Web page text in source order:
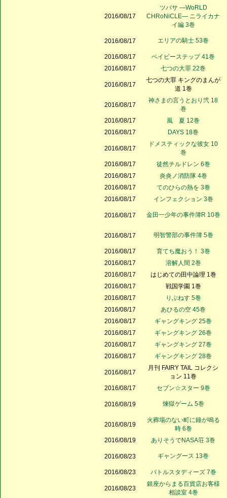
2016/08/17
ツバサ ―WoRLD
CHRoNiCLE― ニライカナ
イ編 3巻
2016/08/17 エリアの騎士 53巻
2016/08/17
ベイビーステップ 41巻
2016/08/17
七つの大罪 22巻
2016/08/17
七つの大罪 キングのまんが
道 1巻
2016/08/17
神さまの言うとおり弐 18
巻
2016/08/17
風 夏 12巻
2016/08/17
DAYS 18巻
2016/08/17
ドメスティックな彼女 10
巻
2016/08/17
徒然チルドレン 6巻
2016/08/17
炎炎ノ消防隊 4巻
2016/08/17
てのひらの熱を 3巻
2016/08/17
インフェクション 3巻
2016/08/17 金田一少年の事件簿R 10巻
2016/08/17 明智警部の事件簿 5巻
2016/08/17
育てち魔おう！ 3巻
2016/08/17
溶解人間 2巻
2016/08/17
はじめての田中論理 1巻
2016/08/17
戦国学園 1巻
2016/08/17
りぶねす 5巻
2016/08/17
あひるの空 45巻
2016/08/17
ギャングキング 25巻
2016/08/17
ギャングキング 26巻
2016/08/17
ギャングキング 27巻
2016/08/17
ギャングキング 28巻
2016/08/17
月刊 FAIRY TAIL コレクシ
ョン 11巻
2016/08/17
セブン☆スター 9巻
2016/08/19 煉獄ゲーム 5巻
2016/08/19
火葬場のない町に鐘が鳴る
時 6巻
2016/08/19
ありそうでNASA荘 3巻
2016/08/23 ギャングース 13巻
2016/08/23 バトルスタディーズ 7巻
2016/08/23
銀座からまる百貨店お客様
相談室 4巻